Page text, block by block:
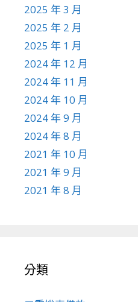
2025 年 3 月
2025 年 2 月
2025 年 1 月
2024 年 12 月
2024 年 11 月
2024 年 10 月
2024 年 9 月
2024 年 8 月
2021 年 10 月
2021 年 9 月
2021 年 8 月
分類